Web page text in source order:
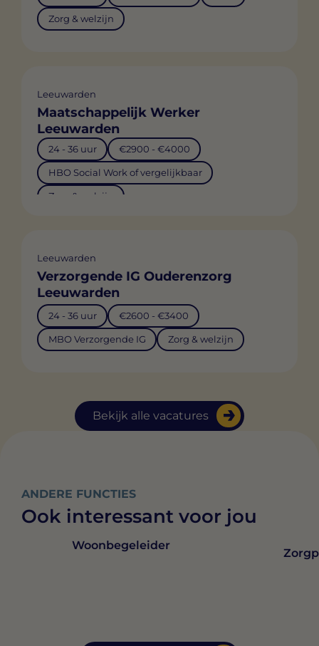
Bekijk alle vacatures
Zorg & welzijn
Leeuwarden
Maatschappelijk Werker
Leeuwarden
24 - 36 uur €2900 - €4000
HBO Social Work of vergelijkbaar
Zorg & welzijn
Leeuwarden
Verzorgende IG Ouderenzorg
Leeuwarden
24 - 36 uur €2600 - €3400
MBO Verzorgende IG Zorg & welzijn
ANDERE FUNCTIES
Ook interessant voor jou
Woonbegeleider